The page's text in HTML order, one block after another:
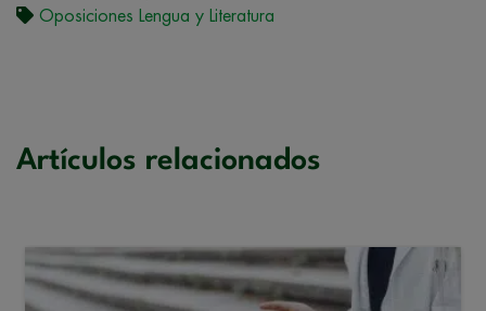
Oposiciones Lengua y Literatura
Artículos relacionados